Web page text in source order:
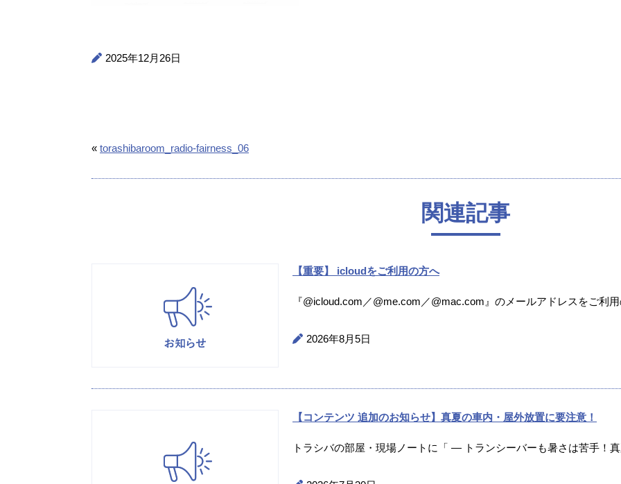
2025年12月26日
« torashibaroom_radio-fairness_06
関連記事
【重要】 icloudをご利用の方へ
『@icloud.com／@me.com／@mac.com』のメールアドレスをご利
2026年8月5日
【コンテンツ 追加のお知らせ】真夏の車内・屋外放置に要注意！
トラシバの部屋・現場ノートに「 ― トランシーバーも暑さは苦手！